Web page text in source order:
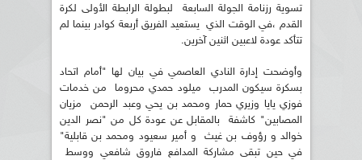
تسوية رزنامة الجولة السابعة لبطولة الرابطة الأولى لكرة
القدم ،في الوقت الذي يستعيد الفريق أربعة كوادر بينما لم
تتأكد عودة لاعبين اثنين آخرين.
وأوضحت إدارة النادي العاصمي في بيان لها "أمام اتحاد
بسكرة سيكون المدرب ميلود حمدي محروما من خدمات
فوزي يايا وزيري حمار ومحمد بن يحي وعبد الرحمن مزيان
المصابين" كاشفة بالمقابل عن عودة كل من "نصر الدين
خوالد و رؤوف بن غيث و أمير سعيود ومحمد بن قابلية"
في حين تبقى مشاركة المدافع فاروق شافعي ووسط